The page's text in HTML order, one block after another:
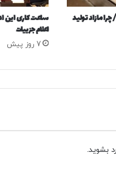
چرا مازاد تولید
ساعت کاری این
اعلام جزییات
7 روز پیش
بشوید.